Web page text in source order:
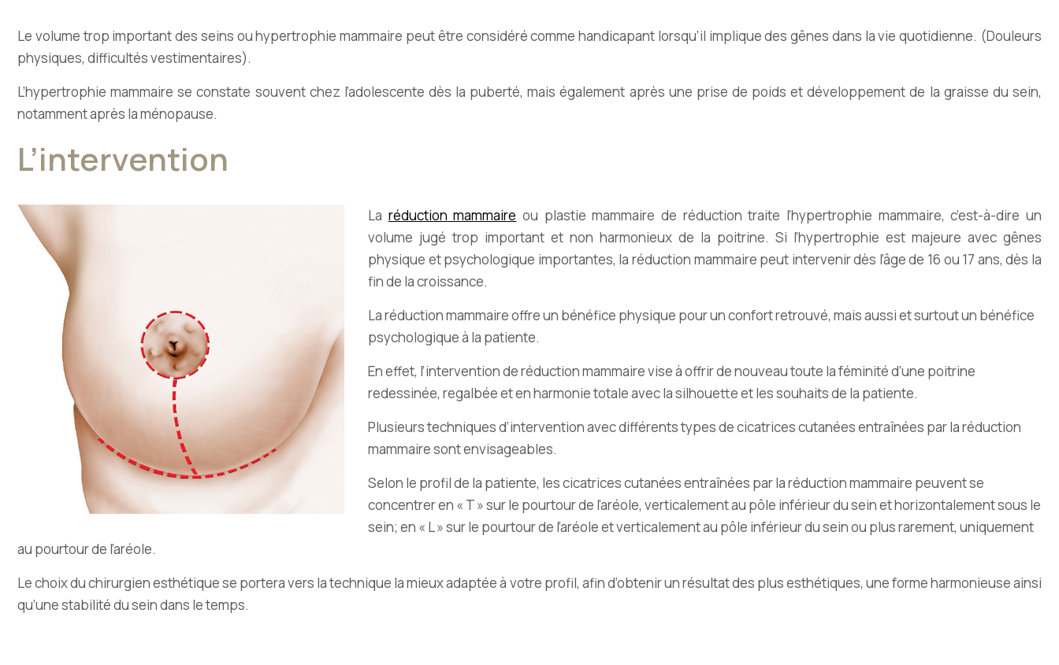
Le volume trop important des seins ou hypertrophie mammaire peut être considéré comme handicapant lorsqu’il implique des gênes dans la vie quotidienne. (Douleurs
physiques, difficultés vestimentaires).
L’hypertrophie mammaire se constate souvent chez l’adolescente dès la puberté, mais également après une prise de poids et développement de la graisse du sein,
notamment après la ménopause.
L’intervention
La réduction mammaire ou plastie mammaire de réduction traite l’hypertrophie mammaire, c’est-à-dire un
volume jugé trop important et non harmonieux de la poitrine. Si l’hypertrophie est majeure avec gênes
physique et psychologique importantes, la réduction mammaire peut intervenir dès l’âge de 16 ou 17 ans, dès la
fin de la croissance.
La réduction mammaire offre un bénéfice physique pour un confort retrouvé, mais aussi et surtout un bénéfice
psychologique à la patiente.
En effet, l’intervention de réduction mammaire vise à offrir de nouveau toute la féminité d’une poitrine
redessinée, regalbée et en harmonie totale avec la silhouette et les souhaits de la patiente.
Plusieurs techniques d’intervention avec différents types de cicatrices cutanées entraînées par la réduction
mammaire sont envisageables.
Selon le profil de la patiente, les cicatrices cutanées entraînées par la réduction mammaire peuvent se
concentrer en « T » sur le pourtour de l’aréole, verticalement au pôle inférieur du sein et horizontalement sous le
sein; en « L » sur le pourtour de l’aréole et verticalement au pôle inférieur du sein ou plus rarement, uniquement
au pourtour de l’aréole.
Le choix du chirurgien esthétique se portera vers la technique la mieux adaptée à votre profil, afin d’obtenir un résultat des plus esthétiques, une forme harmonieuse ainsi
qu’une stabilité du sein dans le temps.